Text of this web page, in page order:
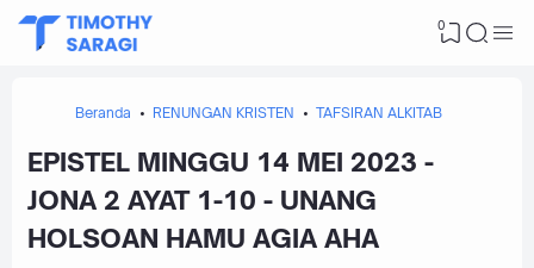
0
Beranda RENUNGAN KRISTEN TAFSIRAN ALKITAB
EPISTEL MINGGU 14 MEI 2023 -
JONA 2 AYAT 1-10 - UNANG
HOLSOAN HAMU AGIA AHA